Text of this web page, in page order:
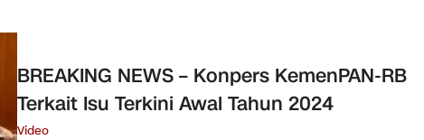
BREAKING NEWS – Konpers KemenPAN-RB
Terkait Isu Terkini Awal Tahun 2024
Video